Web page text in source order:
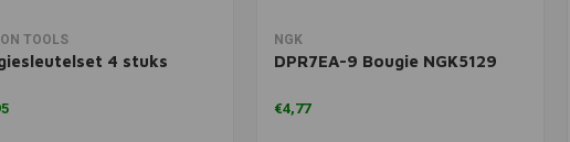
In winkelwagen
TOOLS
4 stuks
NGK
DPR7EA-9 Bougie NGK5129
€4,77